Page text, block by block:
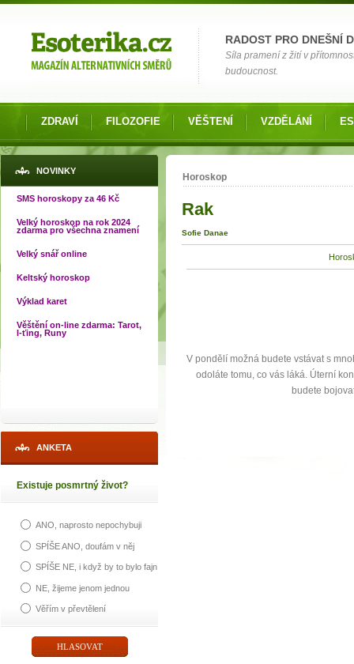
RADOST PRO DNEŠNÍ
Síla pramení z žití v
budoucnost.
ZDRAVÍ FILOZOFIE VĚŠTENÍ VZDĚLÁNÍ
NOVINKY
SMS horoskopy za 46 Kč
Velký horoskop na rok 2024
zdarma pro všechna znamení
Velký snář online
Keltský horoskop
Výklad karet
Věštění on-line zdarma: Tarot,
I-ťing, Runy
ANKETA
Existuje posmrtný život?
ANO, naprosto nepochybuji
SPÍŠE ANO, doufám v něj
SPÍŠE NE, i když by to bylo fajn
NE, žijeme jenom jednou
Věřím v převtělení
Jste zde
Horoskop
Rak
Sofie Danae
V pondělí možná budete vstávat s
odoláte tomu, co vás láká. Úterní
budete